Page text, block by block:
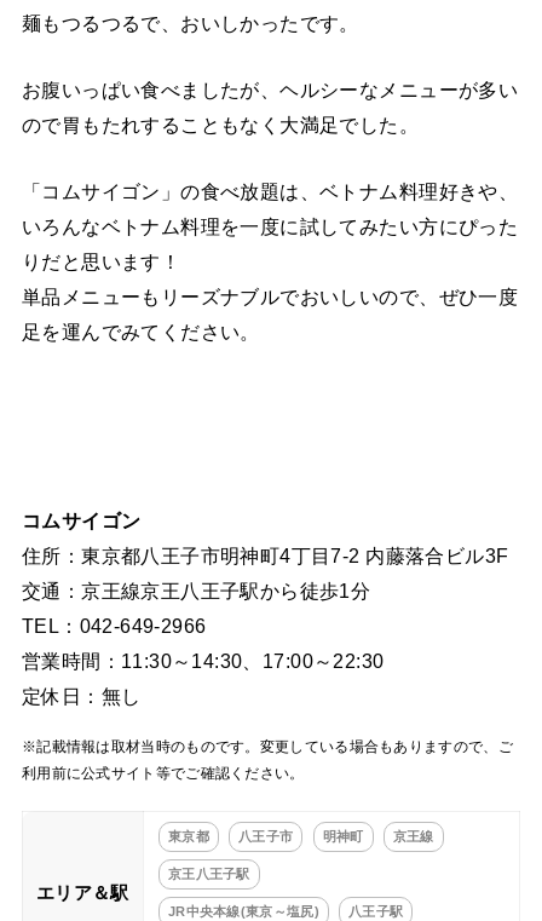
麺もつるつるで、おいしかったです。
お腹いっぱい食べましたが、ヘルシーなメニューが多い
ので胃もたれすることもなく大満足でした。
「コムサイゴン」の食べ放題は、ベトナム料理好きや、
いろんなベトナム料理を一度に試してみたい方にぴった
りだと思います！
単品メニューもリーズナブルでおいしいので、ぜひ一度
足を運んでみてください。
コムサイゴン
住所：東京都八王子市明神町4丁目7-2 内藤落合ビル3F
交通：京王線京王八王子駅から徒歩1分
TEL：042-649-2966
営業時間：11:30～14:30、17:00～22:30
定休日：無し
※記載情報は取材当時のものです。変更している場合もありますので、ご
利用前に公式サイト等でご確認ください。
エリア＆駅
東京都 八王子市 明神町 京王線
京王八王子駅
JR中央本線(東京～塩尻) 八王子駅